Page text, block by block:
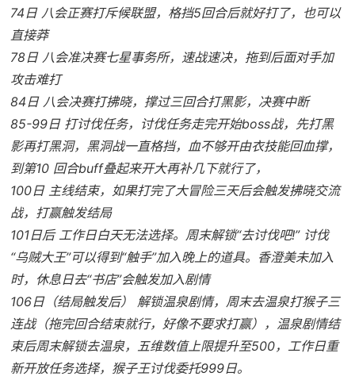
74日 八会正赛打斥候联盟，格挡5回合后就好打了，也可以
直接莽
78日 八会准决赛七星事务所，速战速决，拖到后面对手加
攻击难打
84日 八会决赛打拂晓，撑过三回合打黑影，决赛中断
85-99日 打讨伐任务，讨伐任务走完开始boss战，先打黑
影再打黑洞，黑洞战一直格挡，血不够开由衣技能回血撑，
到第10 回合buff叠起来开大再补几下就行了，
100日 主线结束，如果打完了大冒险三天后会触发拂晓交流
战，打赢触发结局
101日后 工作日白天无法选择。周末解锁“去讨伐吧!” 讨伐
“乌贼大王”可以得到“触手”加入晚上的道具。香澄美未加入
时，休息日去“书店”会触发加入剧情
106日（结局触发后） 解锁温泉剧情，周末去温泉打猴子三
连战（拖完回合结束就行，好像不要求打赢），温泉剧情结
束后周末解锁去温泉，五维数值上限提升至500，工作日重
新开放任务选择，猴子王讨伐委托999日。